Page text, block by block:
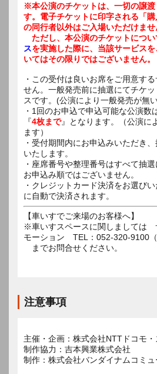
※本公演のチケットは、一切の譲渡
す。電子チケットに印字される「
の同行者以外はご入場いただけませ
ただし、本公演のチケットについ
スを実施した際に、当該サービス
いてはその限りではございません。
・この受付は良いお席をご用意す
せん。一般発売前に抽選にてチケ
スです。(公演により一般発売が無
・1回のお申込で申込可能な公演数
『4枚まで』となります。（公演に
ます）
・受付期間内にお申込みいただき
いたします。
・座席番号や整理番号はすべて抽選
お申込み順ではございません。
・クレジットカード決済をお選び
に自動で決済されます。
【車いすでご来場のお客様へ】
※車いすスペースに関しましては
モーション TEL：052-320-9100（
までお問合せください。
注意事項
主催・企画：株式会社NTTドコモ
制作協力：吉本興業株式会社
制作：株式会社バンダイナムコミ